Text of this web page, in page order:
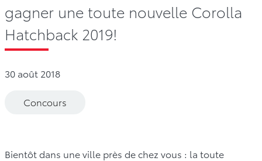
gagner une toute nouvelle Corolla
Hatchback 2019!
30 août 2018
Concours
Bientôt dans une ville près de chez vous : la toute